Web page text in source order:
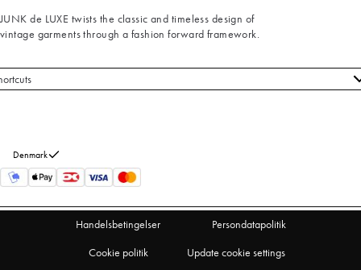
JUNK de LUXE twists the classic and timeless design of
vintage garments through a fashion forward framework.
styles
Denmark
Handelsbetingelser
Persondatapolitik
Cookie politik
Update cookie settings